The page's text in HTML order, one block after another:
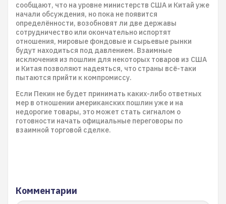
сообщают, что на уровне министерств США и Китай уже
начали обсуждения, но пока не появится
определённости, возобновят ли две державы
сотрудничество или окончательно испортят
отношения, мировые фондовые и сырьевые рынки
будут находиться под давлением. Взаимные
исключения из пошлин для некоторых товаров из США
и Китая позволяют надеяться, что страны всё-таки
пытаются прийти к компромиссу.
Если Пекин не будет принимать каких-либо ответных
мер в отношении американских пошлин уже и на
недорогие товары, это может стать сигналом о
готовности начать официальные переговоры по
взаимной торговой сделке.
Комментарии